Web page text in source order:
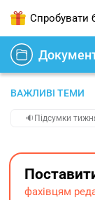
Спробувати
ВАЖЛИВІ ТЕМИ
🔉Підсумки
фахівцям